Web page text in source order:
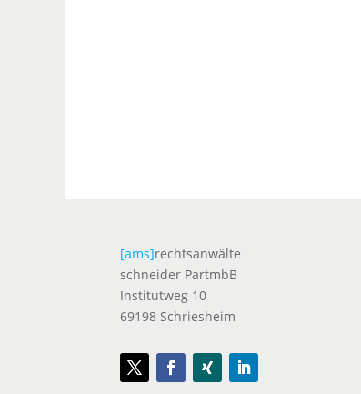
[ams]rechtsanwälte
schneider PartmbB
Institutweg 10
69198 Schriesheim